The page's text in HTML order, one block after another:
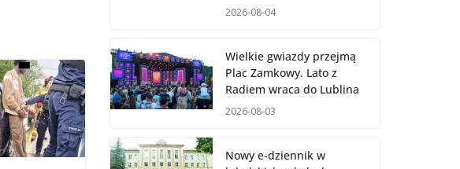
2026-08-04
Wielkie gwiazdy przejmą
Plac Zamkowy. Lato z
Radiem wraca do Lublina
2026-08-03
Nowy e-dziennik w